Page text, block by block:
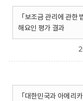
「보조금 관리에 관한
해요인 평가 결과
「대한민국과 아메리